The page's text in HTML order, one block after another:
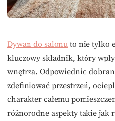
Dywan do salonu to nie tylko
kluczowy składnik, który
wnętrza. Odpowiednio
zdefiniować przestrzeń,
charakter całemu
różnorodne aspekty takie jak